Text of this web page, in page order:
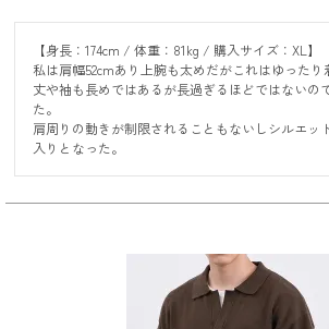
【身長：174cm / 体重：81kg / 購入サイズ：XL】
私は肩幅52cmあり上腕も太めだがこれはゆったり
丈や袖も長めではあるが長過ぎるほどではないの
た。
肩周りの動きが制限されることもないしシルエッ
入りとなった。